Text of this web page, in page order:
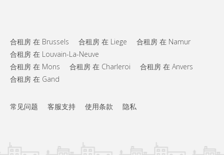
合租房 在 Brussels 合租房 在 Liege
合租房 在 Namur
合租房 在 Louvain-La-Neuve
合租房 在 Mons
合租房 在 Charleroi
合租房 在 Anvers
合租房 在 Gand
常见问题 客服支持 使用条款 隐私